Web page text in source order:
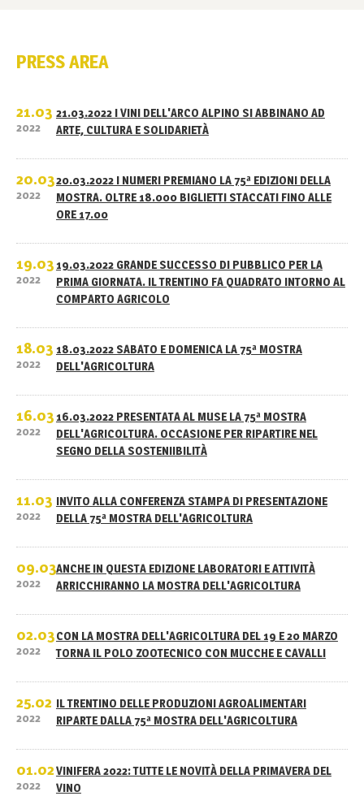
PRESS AREA
21.03
2022
21.03.2022 I VINI DELL'ARCO ALPINO SI ABBINANO AD
ARTE, CULTURA E SOLIDARIETÀ
20.03
2022
20.03.2022 I NUMERI PREMIANO LA 75ª EDIZIONI DELLA
MOSTRA. OLTRE 18.000 BIGLIETTI STACCATI FINO ALLE
ORE 17.00
19.03
2022
19.03.2022 GRANDE SUCCESSO DI PUBBLICO PER LA
PRIMA GIORNATA. IL TRENTINO FA QUADRATO INTORNO AL
COMPARTO AGRICOLO
18.03
2022
18.03.2022 SABATO E DOMENICA LA 75ª MOSTRA
DELL'AGRICOLTURA
16.03
2022
16.03.2022 PRESENTATA AL MUSE LA 75ª MOSTRA
DELL'AGRICOLTURA. OCCASIONE PER RIPARTIRE NEL
SEGNO DELLA SOSTENIIBILITÀ
11.03
2022
INVITO ALLA CONFERENZA STAMPA DI PRESENTAZIONE
DELLA 75ª MOSTRA DELL'AGRICOLTURA
09.03
2022
ANCHE IN QUESTA EDIZIONE LABORATORI E ATTIVITÀ
ARRICCHIRANNO LA MOSTRA DELL'AGRICOLTURA
02.03
2022
CON LA MOSTRA DELL'AGRICOLTURA DEL 19 E 20 MARZO
TORNA IL POLO ZOOTECNICO CON MUCCHE E CAVALLI
25.02
2022
IL TRENTINO DELLE PRODUZIONI AGROALIMENTARI
RIPARTE DALLA 75ª MOSTRA DELL'AGRICOLTURA
01.02
2022
VINIFERA 2022: TUTTE LE NOVITÀ DELLA PRIMAVERA DEL
VINO